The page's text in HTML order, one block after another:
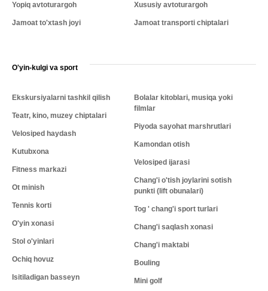
Yopiq avtoturargoh
Jamoat to'xtash joyi
Xususiy avtoturargoh
Jamoat transporti chiptalari
O'yin-kulgi va sport
Ekskursiyalarni tashkil qilish
Teatr, kino, muzey chiptalari
Velosiped haydash
Kutubxona
Fitness markazi
Ot minish
Tennis korti
O'yin xonasi
Stol o'yinlari
Ochiq hovuz
Isitiladigan basseyn
Bolalar kitoblari, musiqa yoki
filmlar
Piyoda sayohat marshrutlari
Kamondan otish
Velosiped ijarasi
Chang'i o'tish joylarini sotish
punkti (lift obunalari)
Tog ' chang'i sport turlari
Chang'i saqlash xonasi
Chang'i maktabi
Bouling
Mini golf